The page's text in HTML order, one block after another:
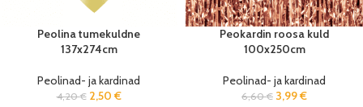
Peolina tumekuldne
137x274cm
Peolinad- ja kardinad
4,20€ 2,50 €
Peokardin roosa kuld
100x250cm
Peolinad- ja kardinad
6,60€ 3,99€